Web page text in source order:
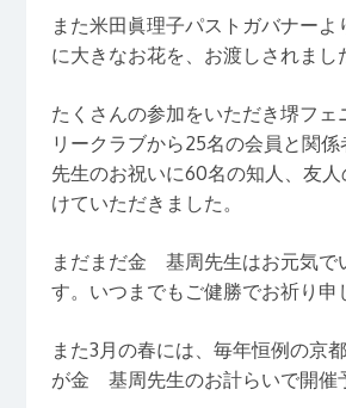
また米田眞理子パストガバナーよ
に大きなお花を、お渡しされまし
たくさんの参加をいただき堺フェ
リークラブから25名の会員と関
先生のお祝いに60名の知人、友
けていただきました。
まだまだ金 基周先生はお元気で
す。いつまでもご健勝でお祈り申
また3月の春には、毎年恒例の京
が金 基周先生のお計らいで開催